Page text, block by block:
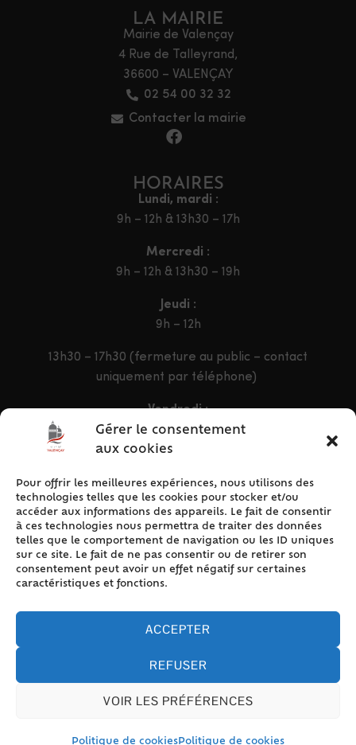
Gérer le consentement
aux cookies
Pour offrir les meilleures expériences, nous utilisons des
technologies telles que les cookies pour stocker et/ou
accéder aux informations des appareils. Le fait de consentir
à ces technologies nous permettra de traiter des données
telles que le comportement de navigation ou les ID uniques
sur ce site. Le fait de ne pas consentir ou de retirer son
consentement peut avoir un effet négatif sur certaines
caractéristiques et fonctions.
ACCEPTER
REFUSER
VOIR LES PRÉFÉRENCES
Politique de cookiesPolitique de cookies
LA MAIRIE
Mairie de Valençay
4 Rue de Talleyrand,
36600 – VALENÇAY
02 54 00 32 32
Contacter la mairie
HORAIRES
Lundi, mardi :
9h – 12h & 13h30 – 17h
Mercredi :
9h – 12h & 13h30 – 19h
Jeudi :
9h – 12h
13h30 – 17h30 (fermeture au public – contact
uniquement par téléphone)
Vendredi :
9h – 12h & 13h30 – 16h30
ACCÈS RAPIDE
Accueil
Contact
Plan du site
Mentions légales
Politique de cookies (UE)
collectivités & GRC/GRU)